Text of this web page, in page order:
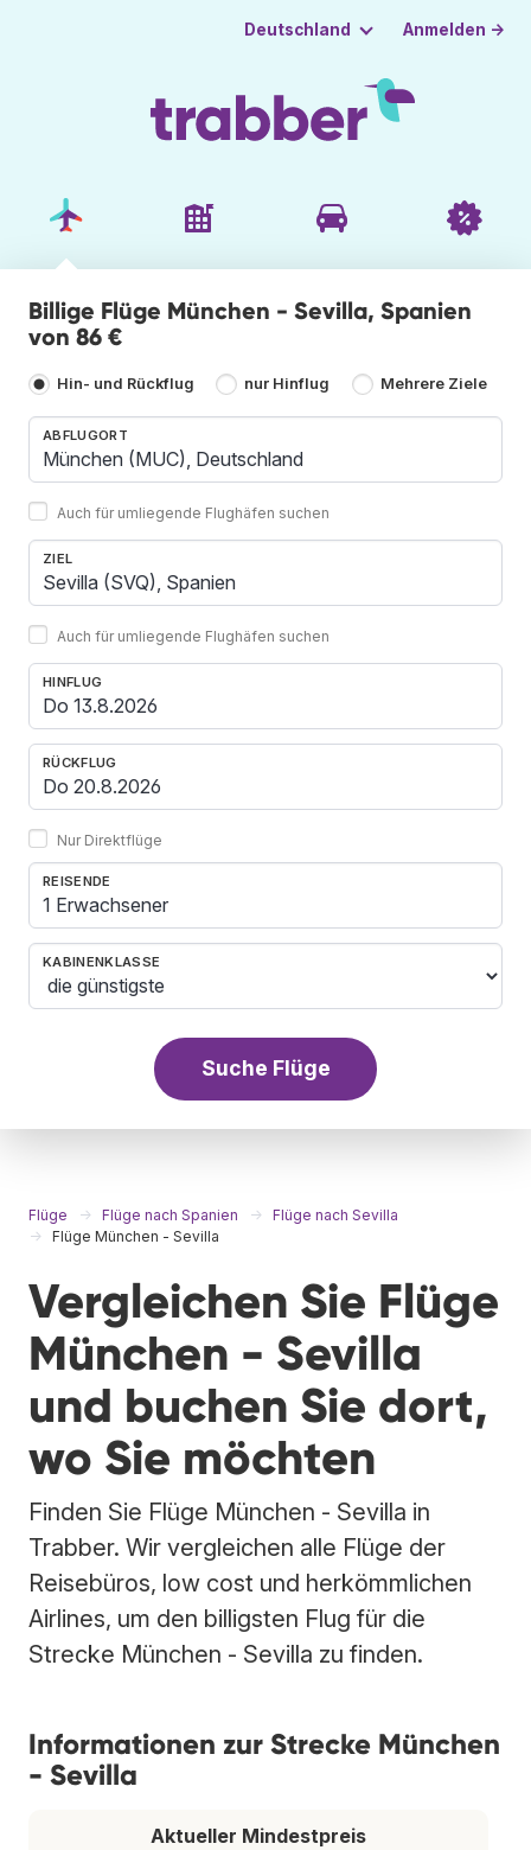
Deutschland Anmelden →
Billige Flüge München - Sevilla, Spanien
von 86 €
Hin- und Rückflug nur Hinflug Mehrere Ziele
ABFLUGORT
Auch für umliegende Flughäfen suchen
ZIEL
Auch für umliegende Flughäfen suchen
HINFLUG
RÜCKFLUG
Nur Direktflüge
REISENDE
1 Erwachsener
KABINENKLASSE
Suche Flüge
Flüge Flüge nach Spanien
Flüge nach Sevilla
Flüge München - Sevilla
Vergleichen Sie Flüge
München - Sevilla
und buchen Sie dort,
wo Sie möchten
Finden Sie Flüge München - Sevilla in
Trabber. Wir vergleichen alle Flüge der
Reisebüros, low cost und herkömmlichen
Airlines, um den billigsten Flug für die
Strecke München - Sevilla zu finden.
Informationen zur Strecke München
- Sevilla
Aktueller Mindestpreis